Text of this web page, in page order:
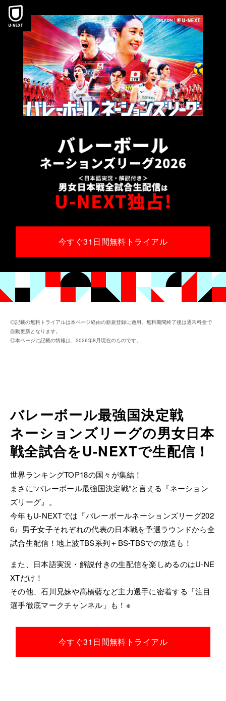
本文へスキップ
今すぐ31日間無料トライアル
◎記載の無料トライアルは本ページ経由の新規登録に適用。無料期間終了後は通常料金で
自動更新となります。
◎本ページに記載の情報は、2026年8月現在のものです。
バレーボール最強国決定戦
ネーションズリーグの男女日本
戦全試合をU-NEXTで生配信！
世界ランキングTOP18の国々が集結！
まさに“バレーボール最強国決定戦”と言える『ネーション
ズリーグ』。
今年もU-NEXTでは『バレーボールネーションズリーグ202
6』男子女子それぞれの代表の日本戦を予選ラウンドから全
試合生配信！地上波TBS系列＋BS-TBSでの放送も！
また、日本語実況・解説付きの生配信を楽しめるのはU-NE
XTだけ！
その他、石川兄妹や髙橋藍など主力選手に密着する「注目
選手徹底マークチャンネル」も！※
今すぐ31日間無料トライアル